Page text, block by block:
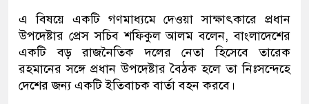
এ বিষয়ে একটি গণমাধ্যমে দেওয়া সাক্ষাৎকারে প্রধান
উপদেষ্টার প্রেস সচিব শফিকুল আলম বলেন, বাংলাদেশের
একটি বড় রাজনৈতিক দলের নেতা হিসেবে তারেক
রহমানের সঙ্গে প্রধান উপদেষ্টার বৈঠক হলে তা নিঃসন্দেহে
দেশের জন্য একটি ইতিবাচক বার্তা বহন করবে।